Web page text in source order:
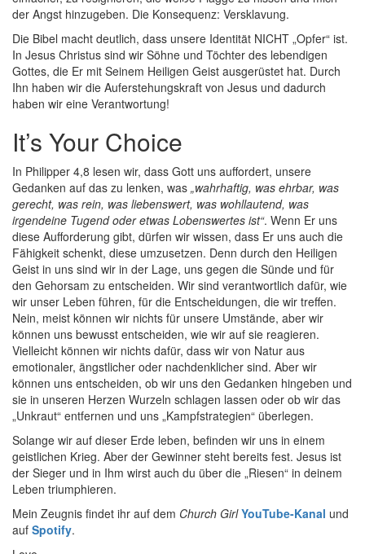
der Angst hinzugeben. Die Konsequenz: Versklavung.
Die Bibel macht deutlich, dass unsere Identität NICHT „Opfer“ ist.
In Jesus Christus sind wir Söhne und Töchter des lebendigen
Gottes, die Er mit Seinem Heiligen Geist ausgerüstet hat. Durch
Ihn haben wir die Auferstehungskraft von Jesus und dadurch
haben wir eine Verantwortung!
It’s Your Choice
In Philipper 4,8 lesen wir, dass Gott uns auffordert, unsere
Gedanken auf das zu lenken, was „wahrhaftig, was ehrbar, was
gerecht, was rein, was liebenswert, was wohllautend, was
irgendeine Tugend oder etwas Lobenswertes ist“. Wenn Er uns
diese Aufforderung gibt, dürfen wir wissen, dass Er uns auch die
Fähigkeit schenkt, diese umzusetzen. Denn durch den Heiligen
Geist in uns sind wir in der Lage, uns gegen die Sünde und für
den Gehorsam zu entscheiden. Wir sind verantwortlich dafür, wie
wir unser Leben führen, für die Entscheidungen, die wir treffen.
Nein, meist können wir nichts für unsere Umstände, aber wir
können uns bewusst entscheiden, wie wir auf sie reagieren.
Vielleicht können wir nichts dafür, dass wir von Natur aus
emotionaler, ängstlicher oder nachdenklicher sind. Aber wir
können uns entscheiden, ob wir uns den Gedanken hingeben und
sie in unseren Herzen Wurzeln schlagen lassen oder ob wir das
„Unkraut“ entfernen und uns „Kampfstrategien“ überlegen.
Solange wir auf dieser Erde leben, befinden wir uns in einem
geistlichen Krieg. Aber der Gewinner steht bereits fest. Jesus ist
der Sieger und in Ihm wirst auch du über die „Riesen“ in deinem
Leben triumphieren.
Mein Zeugnis findet ihr auf dem Church Girl YouTube-Kanal und
auf Spotify.